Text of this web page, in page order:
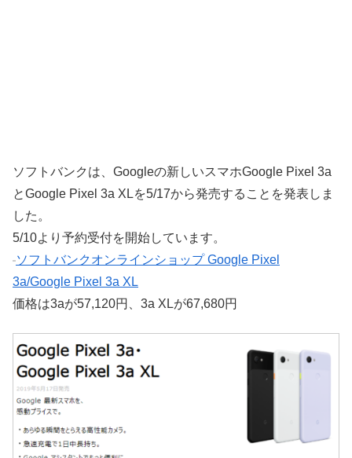
ソフトバンクは、Googleの新しいスマホGoogle Pixel 3a
とGoogle Pixel 3a XLを5/17から発売することを発表しま
した。
5/10より予約受付を開始しています。
ソフトバンクオンラインショップ Google Pixel
3a/Google Pixel 3a XL
価格は3aが57,120円、3a XLが67,680円